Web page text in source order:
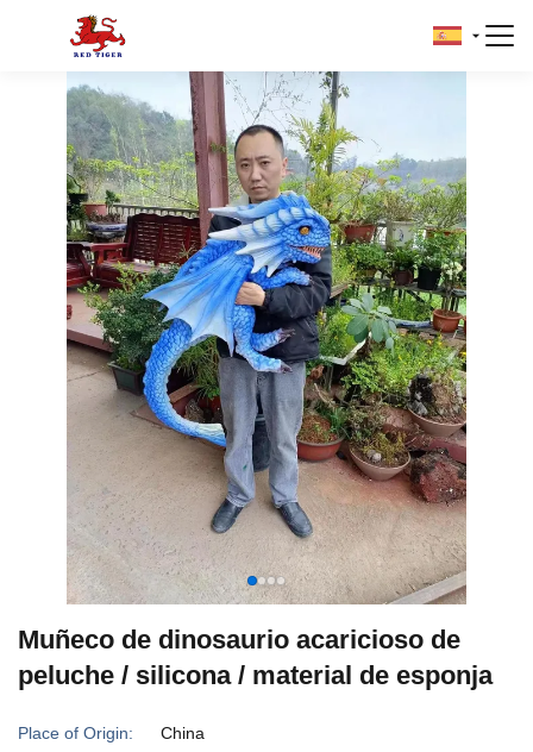
Muñeco de dinosaurio acaricioso de
peluche / silicona / material de esponja
Place of Origin: China